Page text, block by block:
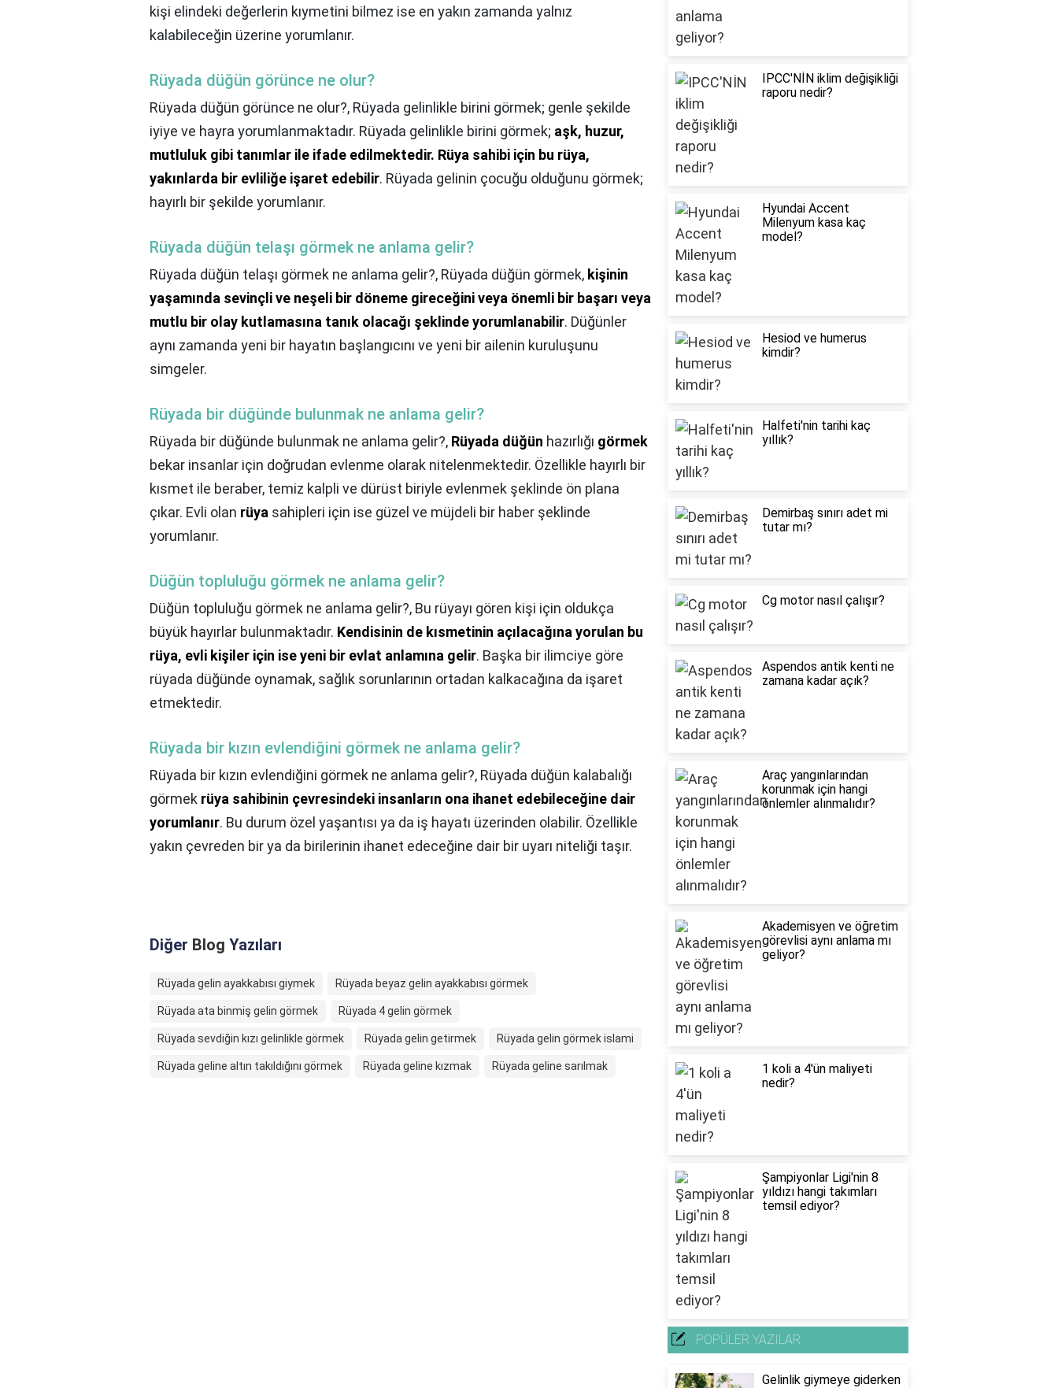
kişi elindeki değerlerin kıymetini bilmez ise en yakın zamanda yalnız
kalabileceğin üzerine yorumlanır.
Rüyada düğün görünce ne olur?
Rüyada düğün görünce ne olur?, Rüyada gelinlikle birini görmek; genle şekilde
iyiye ve hayra yorumlanmaktadır. Rüyada gelinlikle birini görmek; aşk, huzur,
mutluluk gibi tanımlar ile ifade edilmektedir. Rüya sahibi için bu rüya,
yakınlarda bir evliliğe işaret edebilir. Rüyada gelinin çocuğu olduğunu görmek;
hayırlı bir şekilde yorumlanır.
Rüyada düğün telaşı görmek ne anlama gelir?
Rüyada düğün telaşı görmek ne anlama gelir?, Rüyada düğün görmek, kişinin
yaşamında sevinçli ve neşeli bir döneme gireceğini veya önemli bir başarı veya
mutlu bir olay kutlamasına tanık olacağı şeklinde yorumlanabilir. Düğünler
aynı zamanda yeni bir hayatın başlangıcını ve yeni bir ailenin kuruluşunu
simgeler.
Rüyada bir düğünde bulunmak ne anlama gelir?
Rüyada bir düğünde bulunmak ne anlama gelir?, Rüyada düğün hazırlığı görmek
bekar insanlar için doğrudan evlenme olarak nitelenmektedir. Özellikle hayırlı bir
kısmet ile beraber, temiz kalpli ve dürüst biriyle evlenmek şeklinde ön plana
çıkar. Evli olan rüya sahipleri için ise güzel ve müjdeli bir haber şeklinde
yorumlanır.
Düğün topluluğu görmek ne anlama gelir?
Düğün topluluğu görmek ne anlama gelir?, Bu rüyayı gören kişi için oldukça
büyük hayırlar bulunmaktadır. Kendisinin de kısmetinin açılacağına yorulan bu
rüya, evli kişiler için ise yeni bir evlat anlamına gelir. Başka bir ilimciye göre
rüyada düğünde oynamak, sağlık sorunlarının ortadan kalkacağına da işaret
etmektedir.
Rüyada bir kızın evlendiğini görmek ne anlama gelir?
Rüyada bir kızın evlendiğini görmek ne anlama gelir?, Rüyada düğün kalabalığı
görmek rüya sahibinin çevresindeki insanların ona ihanet edebileceğine dair
yorumlanır. Bu durum özel yaşantısı ya da iş hayatı üzerinden olabilir. Özellikle
yakın çevreden bir ya da birilerinin ihanet edeceğine dair bir uyarı niteliği taşır.
Diğer Blog Yazıları
Rüyada gelin ayakkabısı giymek Rüyada beyaz gelin ayakkabısı görmek
Rüyada ata binmiş gelin görmek Rüyada 4 gelin görmek
Rüyada sevdiğin kızı gelinlikle görmek Rüyada gelin getirmek Rüyada gelin görmek islami
Rüyada geline altın takıldığını görmek Rüyada geline kızmak Rüyada geline sarılmak
IPCC'NİN iklim değişikliği
raporu nedir?
Hyundai Accent
Milenyum kasa kaç
model?
Hesiod ve humerus
kimdir?
Halfeti'nin tarihi kaç
yıllık?
Demirbaş sınırı adet mi
tutar mı?
Cg motor nasıl çalışır?
Aspendos antik kenti ne
zamana kadar açık?
Araç yangınlarından
korunmak için hangi
önlemler alınmalıdır?
Akademisyen ve öğretim
görevlisi aynı anlama mı
geliyor?
1 koli a 4'ün maliyeti
nedir?
Şampiyonlar Ligi'nin 8
yıldızı hangi takımları
temsil ediyor?
POPÜLER YAZILAR
Gelinlik giymeye giderken